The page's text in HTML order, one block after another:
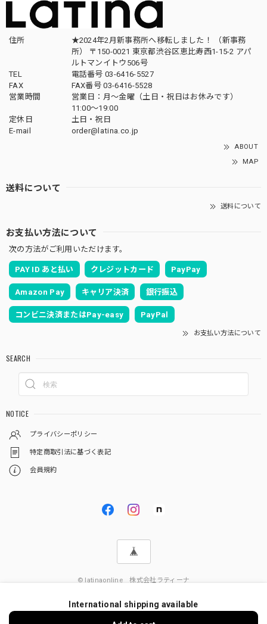
住所
★2024年2月新事務所へ移転しました！ （新事務
所） 〒150-0021 東京都渋谷区恵比寿西1-15-2 アパ
ルトマンイトウ506号
TEL
電話番号 03-6416-5527
FAX
FAX番号 03-6416-5528
営業時間
営業日：月〜金曜（土日・祝日はお休みです）
11:00〜19:00
定休日
土日・祝日
E-mail
order@latina.co.jp
ABOUT
MAP
送料について
送料について
お支払い方法について
次の方法がご利用いただけます。
PAY ID あと払い クレジットカード PayPay
Amazon Pay キャリア決済 銀行振込
コンビニ決済またはPay-easy PayPal
お支払い方法について
SEARCH
NOTICE
プライバシーポリシー
特定商取引法に基づく表記
会員規約
© latinaonline 株式会社ラティーナ
International shipping available